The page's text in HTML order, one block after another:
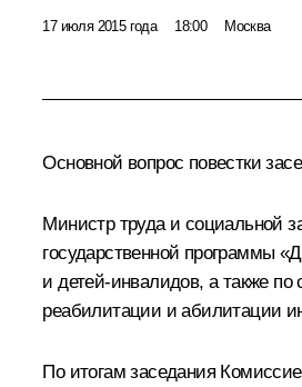
17 июля 2015 года 18:00 Москва
Основной вопрос повестки
Министр труда и социальной
государственной программы
и детей-инвалидов, а также по
реабилитации и абилитации
По итогам заседания